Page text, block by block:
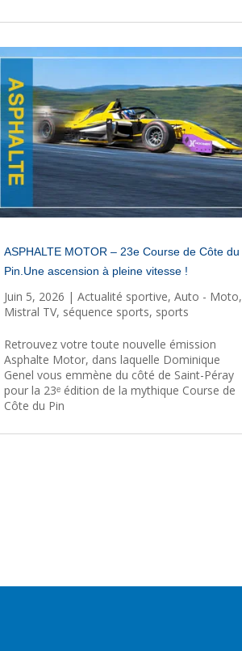
ASPHALTE MOTOR – 23e Course de Côte du
Pin.Une ascension à pleine vitesse !
Juin 5, 2026 | Actualité sportive, Auto - Moto,
Mistral TV, séquence sports, sports
Retrouvez votre toute nouvelle émission
Asphalte Motor, dans laquelle Dominique
Genel vous emmène du côté de Saint-Péray
pour la 23ᵉ édition de la mythique Course de
Côte du Pin